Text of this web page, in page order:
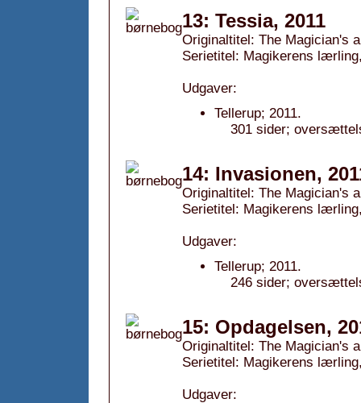
13: Tessia, 2011
Originaltitel: The Magician's
Serietitel: Magikerens
Udgaver:
Tellerup; 2011.
301 sider;
14: Invasionen,
Originaltitel: The Magician's
Serietitel: Magikerens
Udgaver:
Tellerup; 2011.
246 sider;
15: Opdagelsen,
Originaltitel: The Magician's
Serietitel: Magikerens
Udgaver: